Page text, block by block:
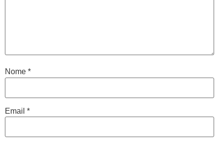
Nome *
Email *